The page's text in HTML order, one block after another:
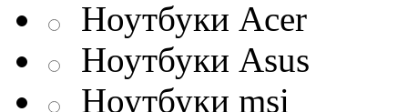
Ноутбуки Acer
Ноутбуки Asus
Ноутбуки msi